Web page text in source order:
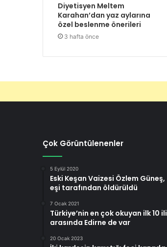
Diyetisyen Meltem
Karahan’dan yaz aylarına
özel beslenme önerileri
3 hafta önce
Çok Görüntülenenler
5 Eylül 2020
Eski Keşan Vaizesi Özlem Güneş,
eşi tarafından öldürüldü
7 Ocak 2021
Türkiye’nin en çok okuyan ilk 10 ili
arasında Edirne de var
20 Ocak 2023